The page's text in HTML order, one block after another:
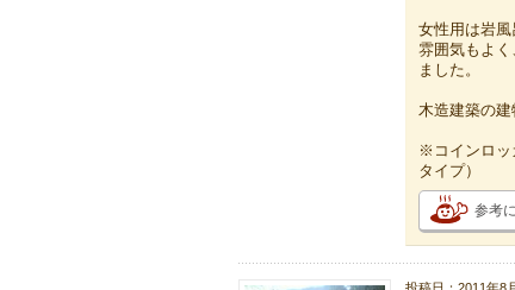
女性用は岩風
雰囲気もよ
ました。
木造建築の建
※コインロッ
タイプ）
参考